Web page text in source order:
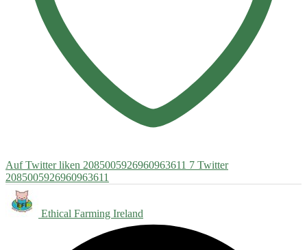
Auf Twitter liken 2085005926960963611 7 Twitter
2085005926960963611
Ethical Farming Ireland